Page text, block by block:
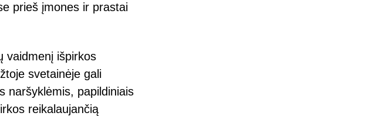
prieš įmones ir prastai
vaidmenį išpirkos
svetainėje gali
naršyklėmis, papildiniais
reikalaujančią